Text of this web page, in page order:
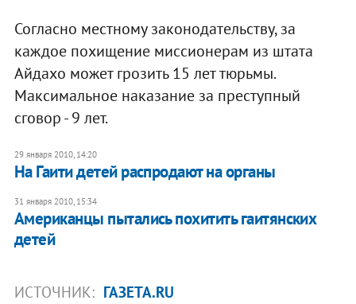
Согласно местному законодательству, за
каждое похищение миссионерам из штата
Айдахо может грозить 15 лет тюрьмы.
Максимальное наказание за преступный
сговор - 9 лет.
29 января 2010, 14:20
На Гаити детей распродают на органы
31 января 2010, 15:34
Американцы пытались похитить гаитянских
детей
ИСТОЧНИК: ГАЗЕТА.RU